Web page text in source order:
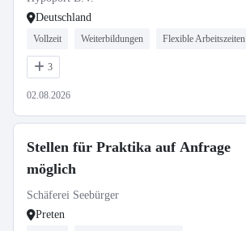
Deutschland
Vollzeit Weiterbildungen Flexible Arbeitszeiten
3
02.08.2026
Stellen für Praktika auf Anfrage
möglich
Schäferei Seebürger
Preten